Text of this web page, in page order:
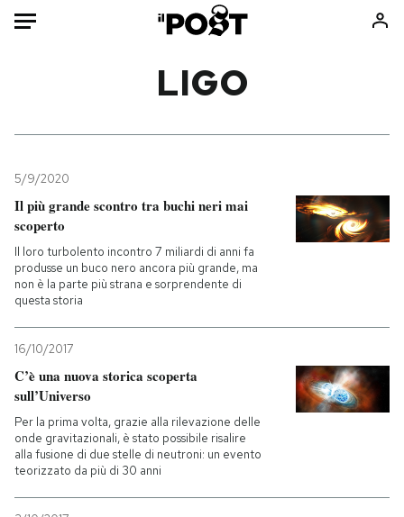
Mondo
Politica
Tecnologia
Internet
Scienza
Cultura
Economia
Consumismi
Ok Boomer!
Media
Altrecose
PODCAST
NEWSLETTER
LIGO
5/9/2020
Il più grande scontro tra buchi neri mai
scoperto
Il loro turbolento incontro 7 miliardi di anni fa
produsse un buco nero ancora più grande, ma
non è la parte più strana e sorprendente di
questa storia
16/10/2017
C’è una nuova storica scoperta
sull’Universo
Per la prima volta, grazie alla rilevazione delle
onde gravitazionali, è stato possibile risalire
alla fusione di due stelle di neutroni: un evento
teorizzato da più di 30 anni